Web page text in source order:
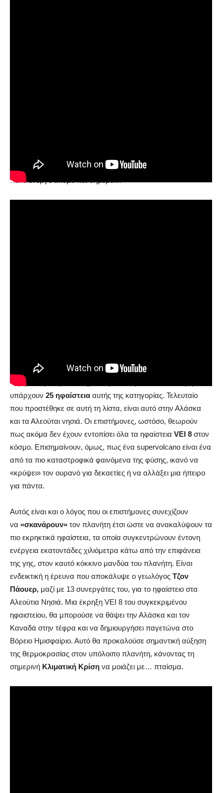
πριν από 340.000 χρόνια, με το ηφαίστειο να παραμένει
πολύ ενεργό ακόμα και σήμερα…
Σύμφωνα με την επιστημονική κοινότητα, στον πλανήτη
υπάρχουν 25 ηφαίστεια αυτής της κατηγορίας. Τελευταίο
που προστέθηκε σε αυτή τη λίστα, είναι αυτό στην Αλάσκα
και τα Αλεούται νησιά. Οι επιστήμονες, ωστόσο, θεωρούν
πως ακόμα δεν έχουν εντοπίσει όλα τα ηφαίστεια VEI 8 στον
κόσμο. Επισημαίνουν, όμως, πως ένα supervolcano είναι ένα
από τα πιο καταστροφικά φαινόμενα της φύσης, ικανό να
«κρύψει» τον ουρανό για δεκαετίες ή να αλλάξει μια ήπειρο
για πάντα.
Αυτός είναι και ο λόγος που οι επιστήμονες συνεχίζουν
να «σκανάρουν» τον πλανήτη έτσι ώστε να ανακαλύψουν τα
πιο εκρηκτικά ηφαίστεια, τα οποία συγκεντρώνουν έντονη
ενέργεια εκατοντάδες χιλιόμετρα κάτω από την επιφάνεια
της γης, στον καυτό κόκκινο μανδύα του πλανήτη. Είναι
ενδεικτική η έρευνα που αποκάλυψε ο γεωλόγος Τζον
Πάουερ, μαζί με 13 συνεργάτες του, για το ηφαίστειο στα
Αλεούτια Νησιά. Μια έκρηξη VEI 8 του συγκεκριμένου
ηφαιστείου, θα μπορούσε να θάψει την Αλάσκα και τον
Καναδά στην τέφρα και να δημιουργήσει παγετώνα στο
Βόρειο Ημισφαίριο. Αυτό θα προκαλούσε σημαντική αύξηση
της θερμοκρασίας στον υπόλοιπο πλανήτη, κάνοντας τη
σημερινή Κλιματική Κρίση να μοιάζει με… πταίσμα.